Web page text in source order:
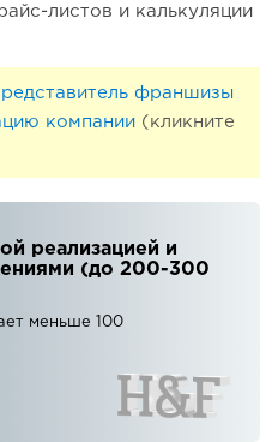
листов и калькуляции
франшизы
компании (кликните
реализацией и
(до 200-300
меньше 100